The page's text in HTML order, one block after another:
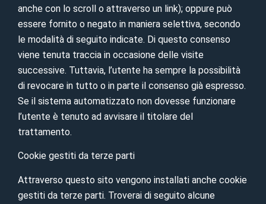
anche con lo scroll o attraverso un link); oppure può
essere fornito o negato in maniera selettiva, secondo
le modalità di seguito indicate. Di questo consenso
viene tenuta traccia in occasione delle visite
successive. Tuttavia, l’utente ha sempre la possibilità
di revocare in tutto o in parte il consenso già espresso.
Se il sistema automatizzato non dovesse funzionare
l’utente è tenuto ad avvisare il titolare del
trattamento.
Cookie gestiti da terze parti
Attraverso questo sito vengono installati anche cookie
gestiti da terze parti. Troverai di seguito alcune